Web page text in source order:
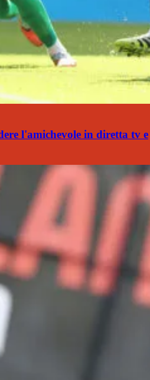
l'amichevole in diretta tv e